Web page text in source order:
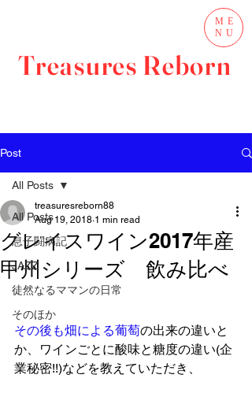
ME
NU
Treasures Reborn
Post
All Posts
息子闘病記
JAZZ
徒然なるママンの日常
そのほか
All Posts
グレイスワイン2017年産
甲州シリーズ 飲み比べ
treasuresreborn88
Aug 19, 2018 1 min read
その後も畑による葡萄の出来の違いと
か、ワインごとに酸味と糖度の違い(企
業秘密!!)などを教えていただき、